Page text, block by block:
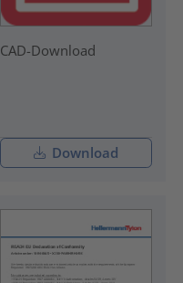
CAD-Download
Download